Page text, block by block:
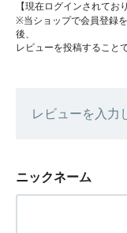
【現在ログインされてお
※当ショップで会員登録
後、
レビューを投稿すること
レビューを入力
ニックネーム